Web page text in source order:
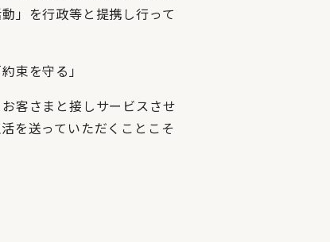
」を行政等と提携し行って
束を守る」
客さまと接しサービスさせ
を送っていただくことこそ